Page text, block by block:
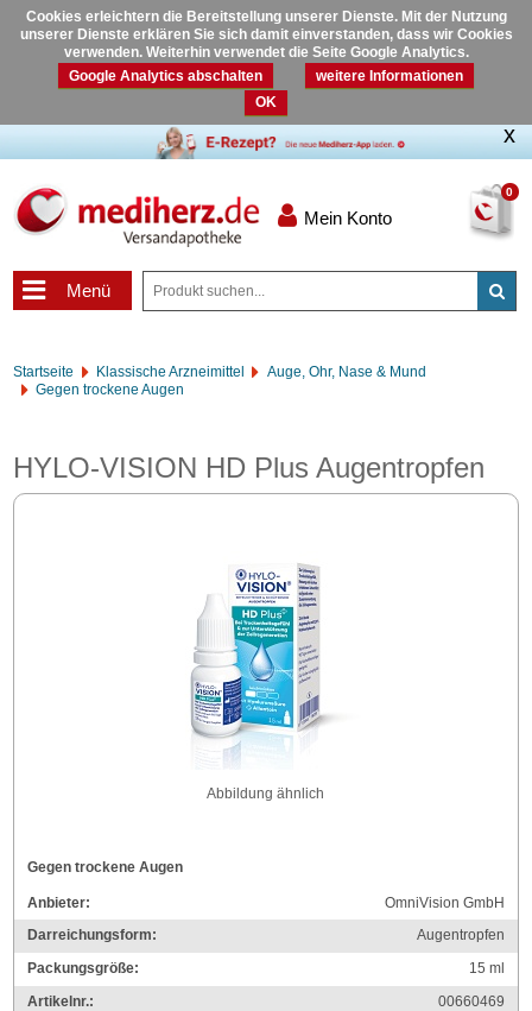
Cookies erleichtern die Bereitstellung unserer Dienste. Mit der Nutzung
unserer Dienste erklären Sie sich damit einverstanden, dass wir Cookies
verwenden. Weiterhin verwendet die Seite Google Analytics.
Google Analytics abschalten
weitere Informationen
OK
0
Mein Konto
Menü
Startseite Klassische Arzneimittel
Auge, Ohr, Nase & Mund
Gegen trockene Augen
HYLO-VISION HD Plus Augentropfen
Abbildung ähnlich
Gegen trockene Augen
Anbieter:
OmniVision GmbH
Darreichungsform:
Augentropfen
Packungsgröße:
15ml
Artikelnr.:
00660469